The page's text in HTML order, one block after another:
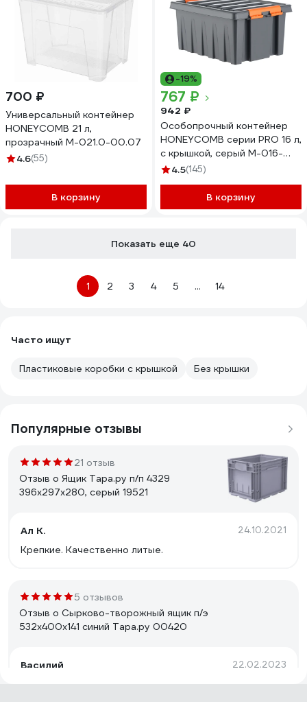
700 ₽
Универсальный контейнер
HONEYCOMB 21 л,
прозрачный M-021.0-00.07
4.6(55)
В корзину
-19%
767 ₽
942 ₽
Особопрочный контейнер
HONEYCOMB серии PRO 16 л,
с крышкой, серый M-016-
00.76new
4.5(145)
В корзину
Показать еще 40
1 2 3 4 5 ... 14
Часто ищут
Пластиковые коробки с крышкой Без крышки
Популярные отзывы
21 отзыв
Отзыв о Ящик Тара.ру п/п 4329
396х297х280, серый 19521
Ал К. 24.10.2021
Крепкие. Качественно литые.
5 отзывов
Отзыв о Сырково-творожный ящик п/э
532х400х141 синий Тара.ру 00420
Василий 22.02.2023
Просто отличный ящик.